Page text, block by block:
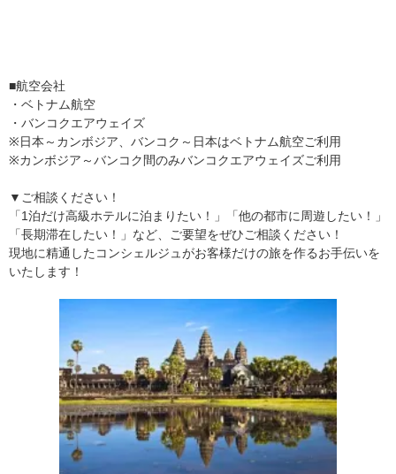
■航空会社
・ベトナム航空
・バンコクエアウェイズ
※日本～カンボジア、バンコク～日本はベトナム航空ご利用
※カンボジア～バンコク間のみバンコクエアウェイズご利用
▼ご相談ください！
「1泊だけ高級ホテルに泊まりたい！」「他の都市に周遊したい！」
「長期滞在したい！」など、ご要望をぜひご相談ください！
現地に精通したコンシェルジュがお客様だけの旅を作るお手伝いを
いたします！